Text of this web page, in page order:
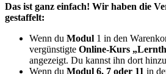
Das ist ganz einfach! Wir haben die
gestaffelt:
Wenn du Modul 1 in den
vergünstigte Online-Kurs
angezeigt. Du kannst ihn dort
Wenn du Modul 6, 7 oder 11 in